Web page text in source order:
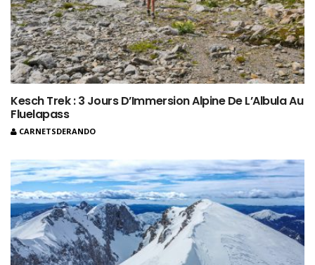
Kesch Trek : 3 Jours D’Immersion Alpine De L’Albula Au
Fluelapass
CARNETSDERANDO